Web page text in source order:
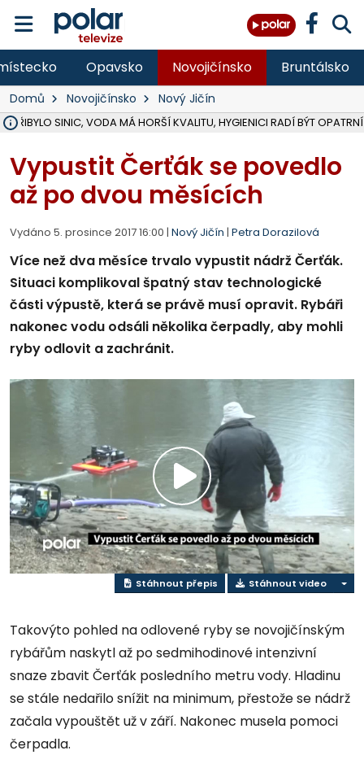
Opavsko Novojičínsko Bruntálsko
Domů Novojičínsko Nový Jičín
PŘIBYLO SINIC, VODA MÁ HORŠÍ KVALITU, HYGIENICI RADÍ BÝT OPATRNÍ
Vypustit Čerťák se povedlo
až po dvou měsících
Vydáno 5. prosince 2017 16:00 | Nový Jičín | Petra Dorazilová
Více než dva měsíce trvalo vypustit nádrž Čerťák.
Situaci komplikoval špatný stav technologické
části výpustě, která se právě musí opravit. Rybáři
nakonec vodu odsáli několika čerpadly, aby mohli
ryby odlovit a zachránit.
Přehrát
video
Stáhnout přepis Stáhnout video
Takovýto pohled na odlovené ryby se novojičínským
rybářům naskytl až po sedmihodinové intenzivní
snaze zbavit Čerťák posledního metru vody. Hladinu
se stále nedařilo snížit na minimum, přestože se nádrž
začala vypouštět už v září. Nakonec musela pomoci
čerpadla.